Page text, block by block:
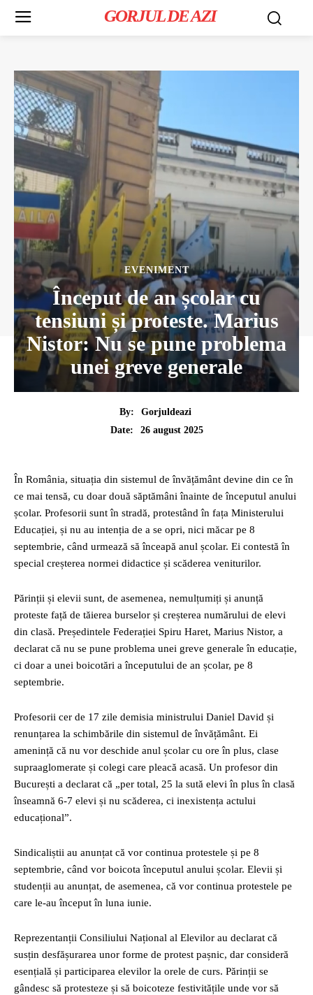
GORJUL DE AZI
EVENIMENT
Început de an școlar cu
tensiuni și proteste. Marius
Nistor: Nu se pune problema
unei greve generale
By:
Gorjuldeazi
Date:
26 august 2025
În România, situația din sistemul de învățământ devine din ce în
ce mai tensă, cu doar două săptămâni înainte de începutul anului
școlar. Profesorii sunt în stradă, protestând în fața Ministerului
Educației, și nu au intenția de a se opri, nici măcar pe 8
septembrie, când urmează să înceapă anul școlar. Ei contestă în
special creșterea normei didactice și scăderea veniturilor.
Părinții și elevii sunt, de asemenea, nemulțumiți și anunță
proteste față de tăierea burselor și creșterea numărului de elevi
din clasă. Președintele Federației Spiru Haret, Marius Nistor, a
declarat că nu se pune problema unei greve generale în educație,
ci doar a unei boicotări a începutului de an școlar, pe 8
septembrie.
Profesorii cer de 17 zile demisia ministrului Daniel David și
renunțarea la schimbările din sistemul de învățământ. Ei
amenință că nu vor deschide anul școlar cu ore în plus, clase
supraaglomerate și colegi care pleacă acasă. Un profesor din
București a declarat că „per total, 25 la sută elevi în plus în clasă
înseamnă 6-7 elevi și nu scăderea, ci inexistența actului
educațional”.
Sindicaliștii au anunțat că vor continua protestele și pe 8
septembrie, când vor boicota începutul anului școlar. Elevii și
studenții au anunțat, de asemenea, că vor continua protestele pe
care le-au început în luna iunie.
Reprezentanții Consiliului Național al Elevilor au declarat că
susțin desfășurarea unor forme de protest pașnic, dar consideră
esențială și participarea elevilor la orele de curs. Părinții se
gândesc să protesteze și să boicoteze festivitățile unde vor să